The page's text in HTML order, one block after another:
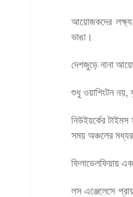
আয়োজকদের লক্ষ্য
ভাঙা।
দেশজুড়ে নানা
শুধু ওয়াশিংটন নয়,
নিউইয়র্কের
সময় অঞ্চলের
ফিলাডেলফিয়ায়
লস এঞ্জেলেসে